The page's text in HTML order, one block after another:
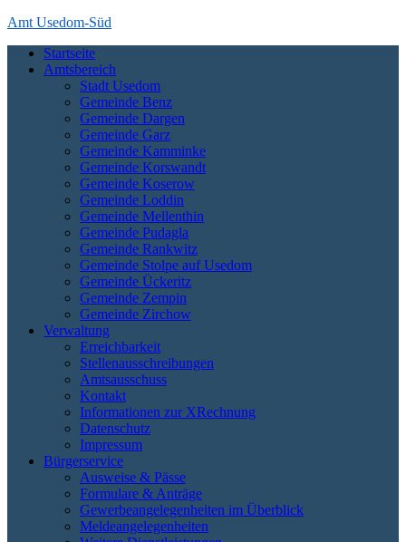
Skip
content
Amt Usedom-Süd
Das Amt Usedom-Süd ist die Verwaltung für einen großen Bereich
auf der Insel Usedom. Es erstreckt sich vom Seebad Zempin im
Nordwesten bis an die polnische Grenze bei Garz und Kamminke im
Osten und die Zecheriner Brücke im Süden der Insel.
Startseite
Amtsbereich
Stadt Usedom
Gemeinde Benz
Gemeinde Dargen
Gemeinde Garz
Gemeinde Kamminke
Gemeinde Korswandt
Gemeinde Koserow
Gemeinde Loddin
Gemeinde Mellenthin
Gemeinde Pudagla
Gemeinde Rankwitz
Gemeinde Stolpe auf Usedom
Gemeinde Ückeritz
Gemeinde Zempin
Gemeinde Zirchow
Verwaltung
Erreichbarkeit
Stellenausschreibungen
Amtsausschuss
Kontakt
Informationen zur XRechnung
Datenschutz
Impressum
Bürgerservice
Ausweise & Pässe
Formulare & Anträge
Gewerbeangelegenheiten im Überblick
Meldeangelegenheiten